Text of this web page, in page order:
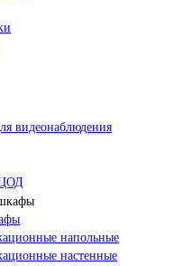
видеонаблюдения
ЦОД
напольные
настенные